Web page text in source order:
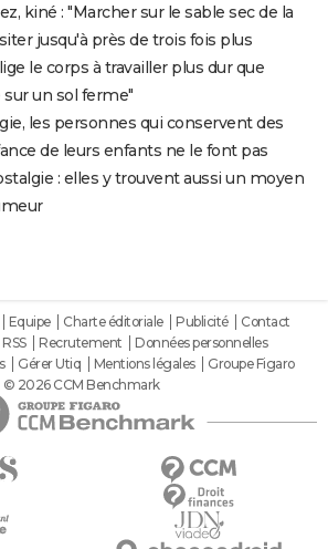
kiné : "Marcher sur le sable sec de la
jusqu'à près de trois fois plus
le corps à travailler plus dur que
un sol ferme"
les personnes qui conservent des
de leurs enfants ne le font pas
: elles y trouvent aussi un moyen
Equipe Charte éditoriale Publicité
Contact
RSS Recrutement
Données personnelles
Gérer Utiq Mentions légales
Groupe Figaro
© 2026 CCM Benchmark